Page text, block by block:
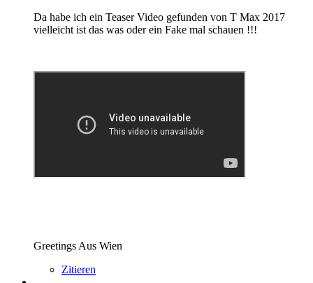
Da habe ich ein Teaser Video gefunden von T Max 2017
vielleicht ist das was oder ein Fake mal schauen !!!
Greetings Aus Wien
Zitieren